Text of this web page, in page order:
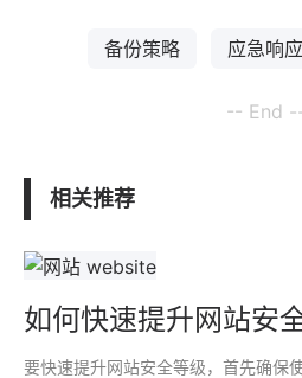
备份策略 应急响应
-- End
相关推荐
如何快速提升网站安
要快速提升网站安全等级，首先确保